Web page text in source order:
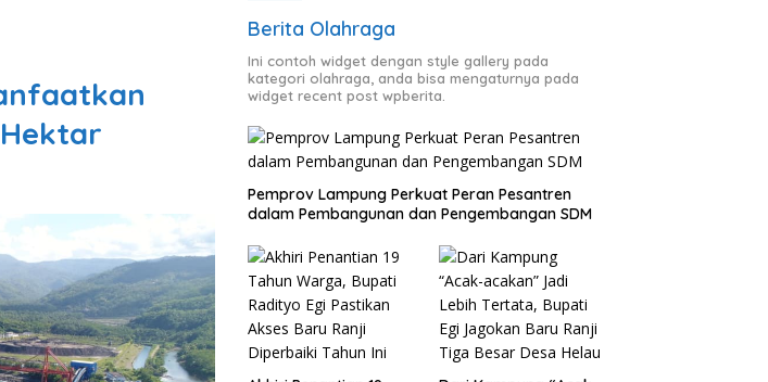
Berita Olahraga
Ini contoh widget dengan style gallery pada
kategori olahraga, anda bisa mengaturnya pada
widget recent post wpberita.
Pemprov Lampung Perkuat Peran Pesantren
dalam Pembangunan dan Pengembangan SDM